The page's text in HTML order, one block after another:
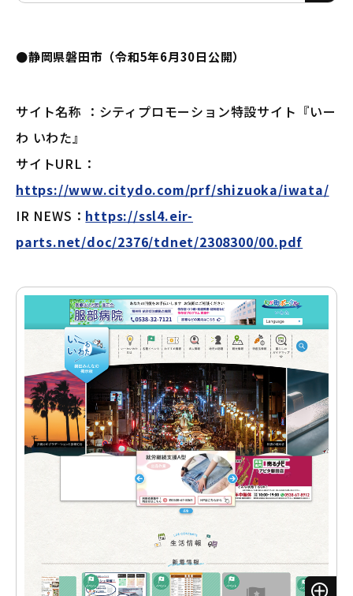
●静岡県磐田市（令和5年6月30日公開）
サイト名称 ：シティプロモーション特設サイト『いー
わ いわた』
サイトURL：
https://www.citydo.com/prf/shizuoka/iwata/
IR NEWS： https://ssl4.eir-
parts.net/doc/2376/tdnet/2308300/00.pdf
ズ